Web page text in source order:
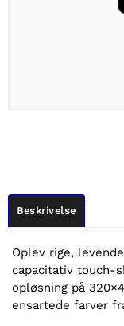
Beskrivelse
Oplev rige,
capacitativ touch-
opløsning på
ensartede farver